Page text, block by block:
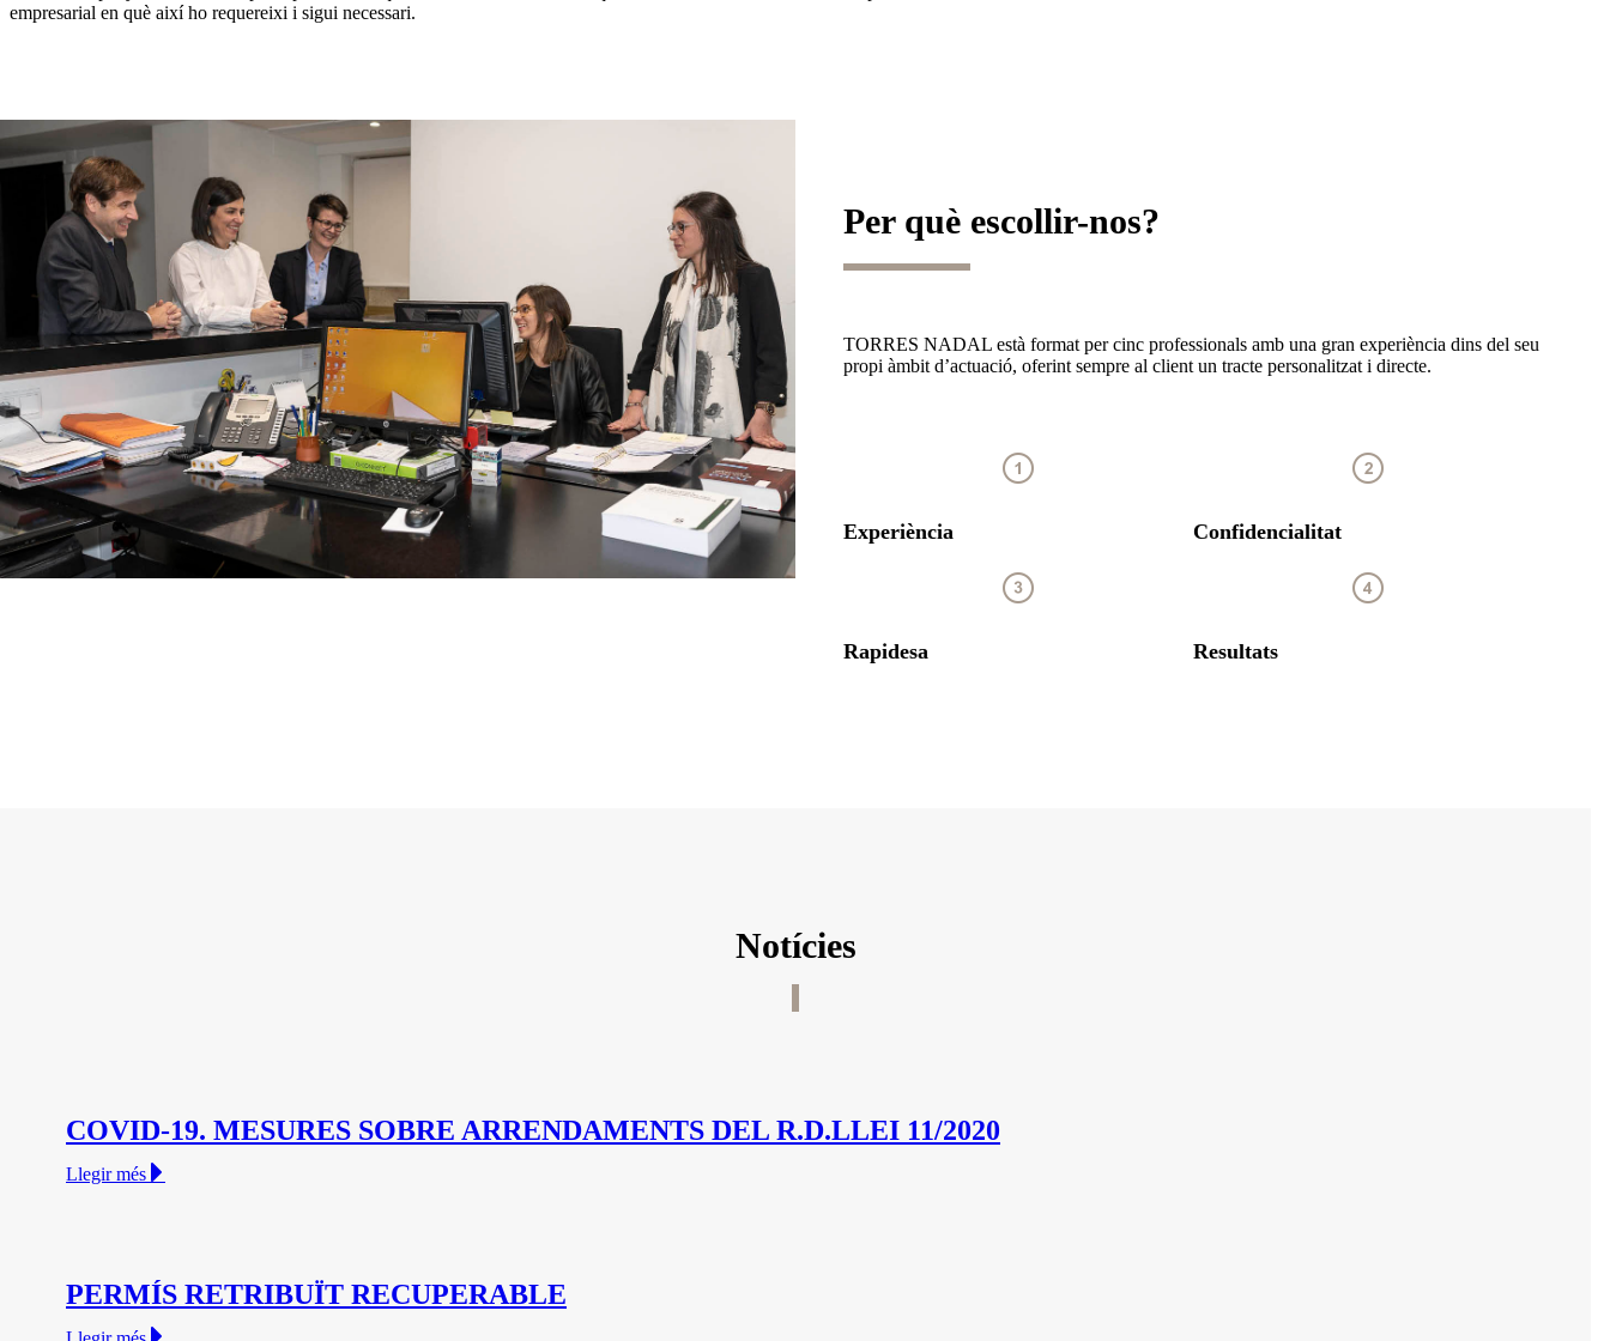
empresarial en què així ho requereixi i sigui necessari.
Per què escollir-nos?
TORRES NADAL està format per cinc professionals amb una gran experiència dins del seu
propi àmbit d’actuació, oferint sempre al client un tracte personalitzat i directe.
Experiència Confidencialitat
Rapidesa Resultats
Notícies
COVID-19. MESURES SOBRE ARRENDAMENTS DEL R.D.LLEI 11/2020
Llegir més
PERMÍS RETRIBUÏT RECUPERABLE